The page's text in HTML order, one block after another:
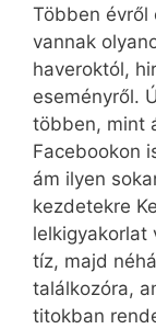
Többen évről
vannak
haveroktól,
eseményről.
többen, mint
Facebookon
ám ilyen
kezdetekre
lelkigyakorlat
tíz, majd
találkozóra,
titokban